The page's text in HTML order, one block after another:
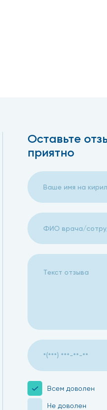
Журавлева Галина
Елене
и настояла на
с ней!!!Все бы врачи
Оставьте
приятно
Всем доволен
Не доволен